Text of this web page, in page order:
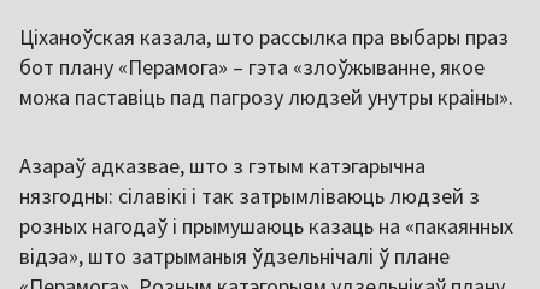
Ціханоўская казала, што рассылка пра выбары праз
бот плану «Перамога» – гэта «злоўжыванне, якое
можа паставіць пад пагрозу людзей унутры краіны».
Азараў адказвае, што з гэтым катэгарычна
нязгодны: сілавікі і так затрымліваюць людзей з
розных нагодаў і прымушаюць казаць на «пакаянных
відэа», што затрыманыя ўдзельнічалі ў плане